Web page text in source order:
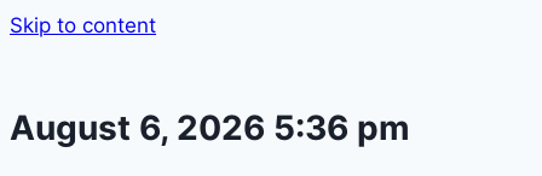
Skip to content
August 6, 2026 5:36 pm